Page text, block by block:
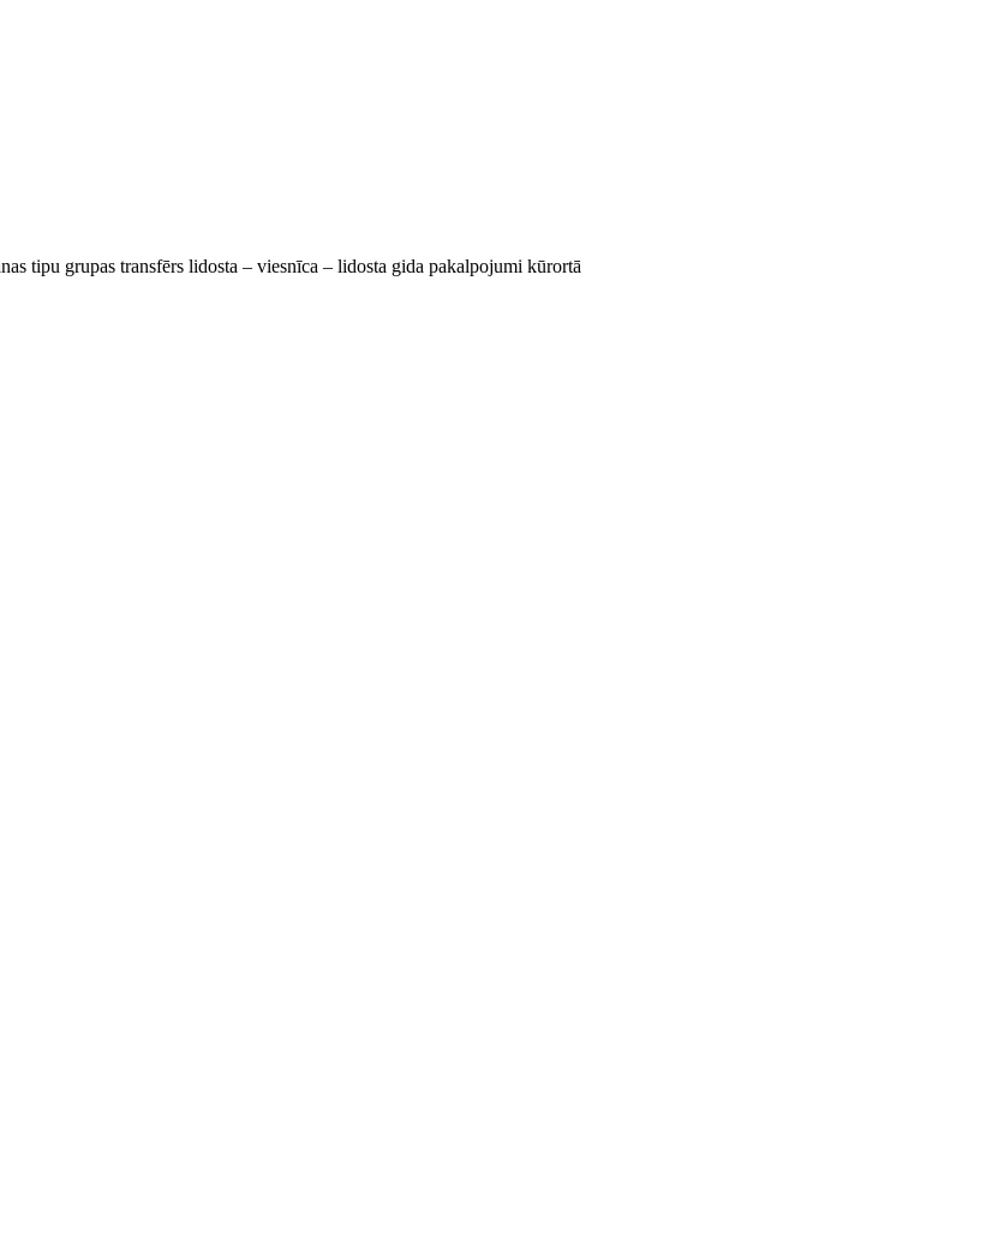
tipu grupas transfērs lidosta – viesnīca – lidosta gida pakalpojumi kūrortā